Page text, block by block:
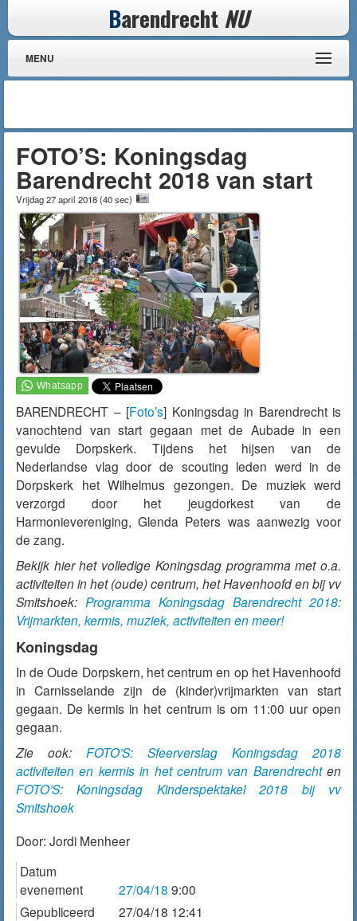
Barendrecht NU
MENU
FOTO’S: Koningsdag
Barendrecht 2018 van start
Vrijdag 27 april 2018(40 sec)
BARENDRECHT – [Foto’s] Koningsdag in Barendrecht is
vanochtend van start gegaan met de Aubade in een
gevulde Dorpskerk. Tijdens het hijsen van de
Nederlandse vlag door de scouting leden werd in de
Dorpskerk het Wilhelmus gezongen. De muziek werd
verzorgd door het jeugdorkest van de
Harmonievereniging, Glenda Peters was aanwezig voor
de zang.
Bekijk hier het volledige Koningsdag programma met o.a.
activiteiten in het (oude) centrum, het Havenhoofd en bij vv
Smitshoek: Programma Koningsdag Barendrecht 2018:
Vrijmarkten, kermis, muziek, activiteiten en meer!
Koningsdag
In de Oude Dorpskern, het centrum en op het Havenhoofd
in Carnisselande zijn de (kinder)vrijmarkten van start
gegaan. De kermis in het centrum is om 11:00 uur open
gegaan.
Zie ook: FOTO’S: Sfeerverslag Koningsdag 2018
activiteiten en kermis in het centrum van Barendrechten
FOTO’S: Koningsdag Kinderspektakel 2018 bij vv
Smitshoek
Door: Jordi Menheer
Datum
evenement
27/04/18 9:00
Gepubliceerd
27/04/18 12:41